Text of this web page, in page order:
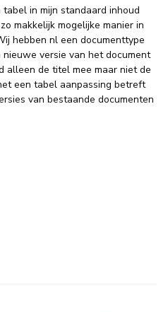
tabel in mijn standaard inhoud
makkelijk mogelijke manier in
hebben nl een documenttype
versie van het document
alleen de titel mee maar niet de
een tabel aanpassing betreft
van bestaande documenten